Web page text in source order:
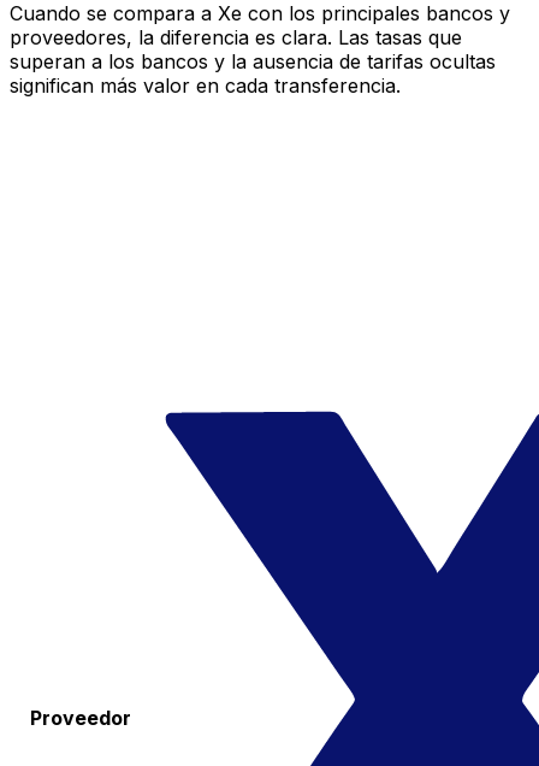
Cuando se compara a Xe con los principales bancos y
proveedores, la diferencia es clara. Las tasas que
superan a los bancos y la ausencia de tarifas ocultas
significan más valor en cada transferencia.
Proveedor